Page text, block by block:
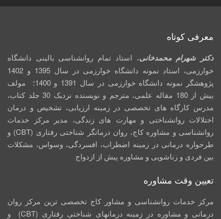
معرفی کوتاه
دکتر شهرام محمدخانی، استاد تمام روانشناسی بالینی دانشگاه
خوارزمی، استاد نمونه دانشگاه خوارزمی در سال 1395 و 1402
پژوهشگر نمونه دانشگاه خوارزمی در سال 1391 و 1400؛ مولف
بیش از 180 مقاله علمی، مترجم و نویسنده نزدیک 30 جلد کتاب،
مدرس کارگاه­ های تخصصی در زمینه ارزیابی، تشخیص و درمان
اختلالات روانشناختی و مهارت های زندگی، مدیر مرکز خدمات
روانشناسی و مشاوره کاج، روان­ درمانگر شناختی رفتاری (CBT) و
طرحواره درمانی در زمینه اضطراب، افسردگی، وسواس، مشکلات
بین فردی و زناشویی و مشاوره پیش از ازدواج
تعیین وقت مشاوره
مرکز خدمات روانشناسی و مشاور کاج تخصصی‏ ترین مرکز روان
درمانی و مشاوره در زمینه درمان‏های شناختی رفتاری (CBT) و